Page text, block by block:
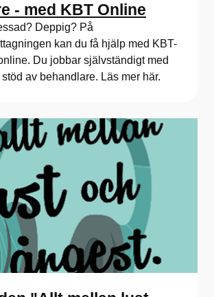
- med KBT Online
Deppig? På
kan du få hjälp med KBT-
Du jobbar självständigt med
av behandlare. Läs mer här.